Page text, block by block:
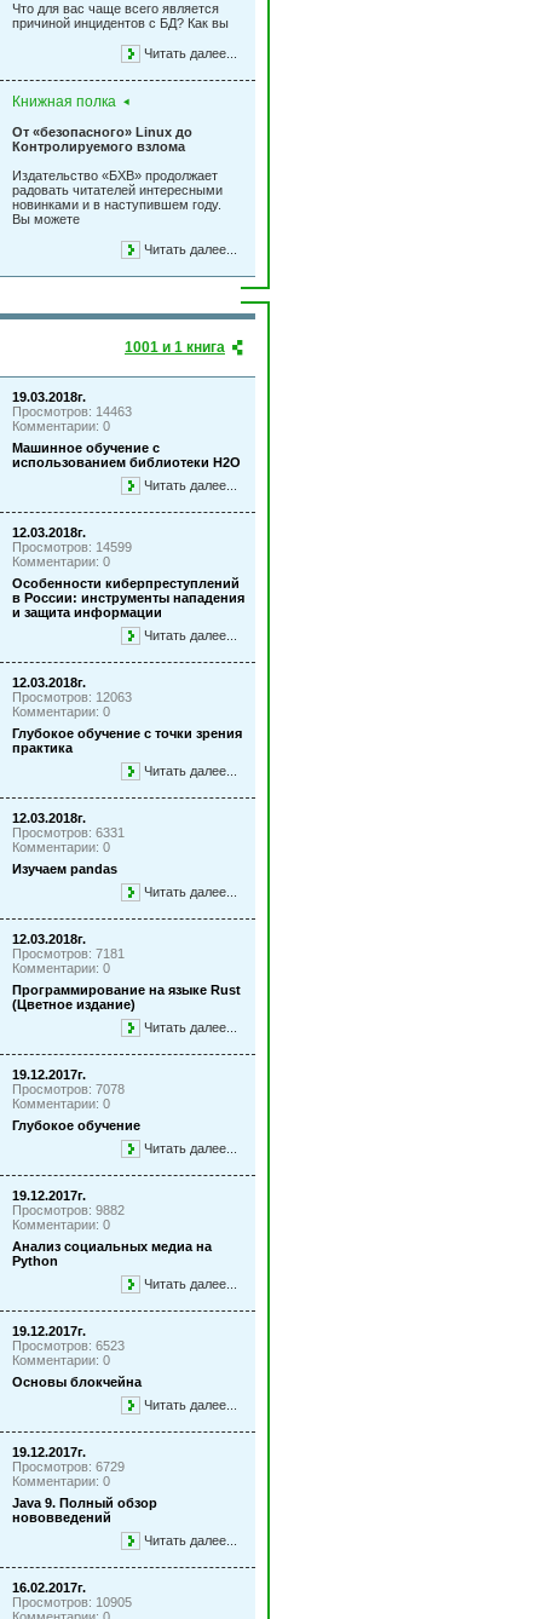
Что для вас чаще всего является
причиной инцидентов с БД? Как вы
Читать далее...
Книжная полка
От «безопасного» Linux до
Контролируемого взлома
Издательство «БХВ» продолжает
радовать читателей интересными
новинками и в наступившем году.
Вы можете
Читать далее...
1001 и 1 книга
19.03.2018г.
Просмотров: 14463
Комментарии: 0
Машинное обучение с
использованием библиотеки Н2О
Читать далее...
12.03.2018г.
Просмотров: 14599
Комментарии: 0
Особенности киберпреступлений
в России: инструменты нападения
и защита информации
Читать далее...
12.03.2018г.
Просмотров: 12063
Комментарии: 0
Глубокое обучение с точки зрения
практика
Читать далее...
12.03.2018г.
Просмотров: 6331
Комментарии: 0
Изучаем pandas
Читать далее...
12.03.2018г.
Просмотров: 7181
Комментарии: 0
Программирование на языке Rust
(Цветное издание)
Читать далее...
19.12.2017г.
Просмотров: 7078
Комментарии: 0
Глубокое обучение
Читать далее...
19.12.2017г.
Просмотров: 9882
Комментарии: 0
Анализ социальных медиа на
Python
Читать далее...
19.12.2017г.
Просмотров: 6523
Комментарии: 0
Основы блокчейна
Читать далее...
19.12.2017г.
Просмотров: 6729
Комментарии: 0
Java 9. Полный обзор
нововведений
Читать далее...
16.02.2017г.
Просмотров: 10905